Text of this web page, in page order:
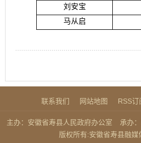
刘安宝
马从启
联系我们 网站地图 RSS订
主办：安徽省寿县人民政府办公室
承办
版权所有:安徽省寿县融媒